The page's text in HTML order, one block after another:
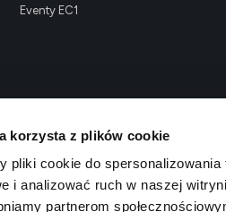
korzysta z plików cookie
pliki cookie do
i analizować ruch w naszej
partnerom
Eventy EC1